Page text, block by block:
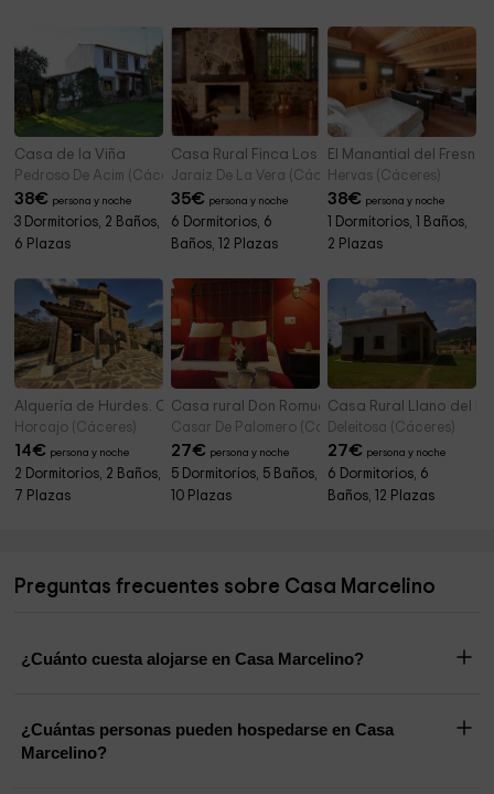
Casa de la Viña
Pedroso De Acim (Cáceres)
38€ persona y noche
3 Dormitorios, 2 Baños,
6 Plazas
Casa Rural Finca Los Cerezos
Jaraiz De La Vera (Cáceres)
35€ persona y noche
6 Dormitorios, 6
Baños, 12 Plazas
El Manantial del Fresno I
Hervas (Cáceres)
38€ persona y noche
1 Dormitorios, 1 Baños,
2 Plazas
Alquería de Hurdes. Casa 1
Horcajo (Cáceres)
14€ persona y noche
2 Dormitorios, 2 Baños,
7 Plazas
Casa rural Don Romualdo
Casar De Palomero (Cáceres)
27€ persona y noche
5 Dormitorios, 5 Baños,
10 Plazas
Casa Rural Llano del
Deleitosa (Cáceres)
27€ persona y noche
6 Dormitorios, 6
Baños, 12 Plazas
Preguntas frecuentes sobre Casa Marcelino
¿Cuánto cuesta alojarse en Casa Marcelino?
¿Cuántas personas pueden hospedarse en Casa
Marcelino?